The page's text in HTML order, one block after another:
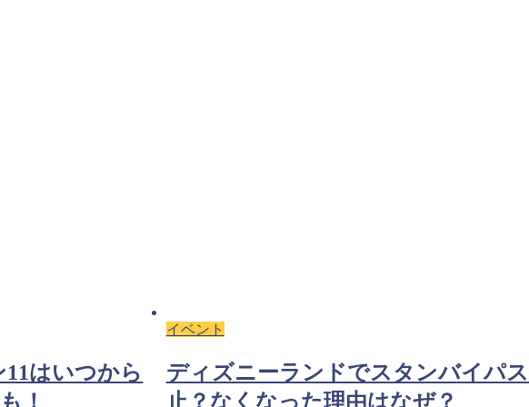
ンバイパス廃
？
イベント
電通さん、五輪の入札条件を自分た
で決め自分たちで落札していた…